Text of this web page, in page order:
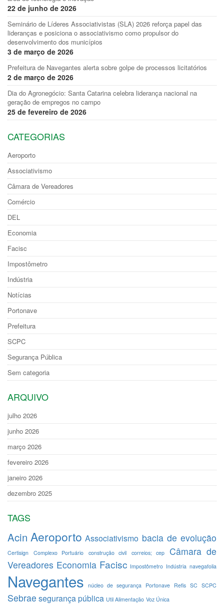
22 de junho de 2026
Seminário de Líderes Associativistas (SLA) 2026 reforça papel das
lideranças e posiciona o associativismo como propulsor do
desenvolvimento dos municípios
3 de março de 2026
Prefeitura de Navegantes alerta sobre golpe de processos licitatórios
2 de março de 2026
Dia do Agronegócio: Santa Catarina celebra liderança nacional na
geração de empregos no campo
25 de fevereiro de 2026
CATEGORIAS
Aeroporto
Associativismo
Câmara de Vereadores
Comércio
DEL
Economia
Facisc
Impostômetro
Indústria
Notícias
Portonave
Prefeitura
SCPC
Segurança Pública
Sem categoria
ARQUIVO
julho 2026
junho 2026
março 2026
fevereiro 2026
janeiro 2026
dezembro 2025
TAGS
Acin Aeroporto Associativismo bacia de evolução
Certisign Complexo Portuário construção civil correios; cep
Câmara de
Vereadores Economia Facisc Impostômetro Indústria navegafolia
Navegantes núcleo de segurança Portonave Refis SC SCPC
Sebrae segurança pública Util Alimentação Voz Única